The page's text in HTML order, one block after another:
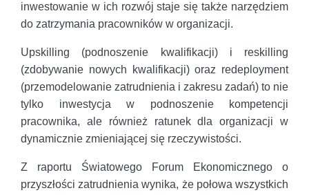
inwestowanie w ich rozwój staje się także narzędziem
do zatrzymania pracowników w organizacji.
Upskilling (podnoszenie kwalifikacji) i reskilling
(zdobywanie nowych kwalifikacji) oraz redeployment
(przemodelowanie zatrudnienia i zakresu zadań) to nie
tylko inwestycja w podnoszenie kompetencji
pracownika, ale również ratunek dla organizacji w
dynamicznie zmieniającej się rzeczywistości.
Z raportu Światowego Forum Ekonomicznego o
przyszłości zatrudnienia wynika, że połowa wszystkich